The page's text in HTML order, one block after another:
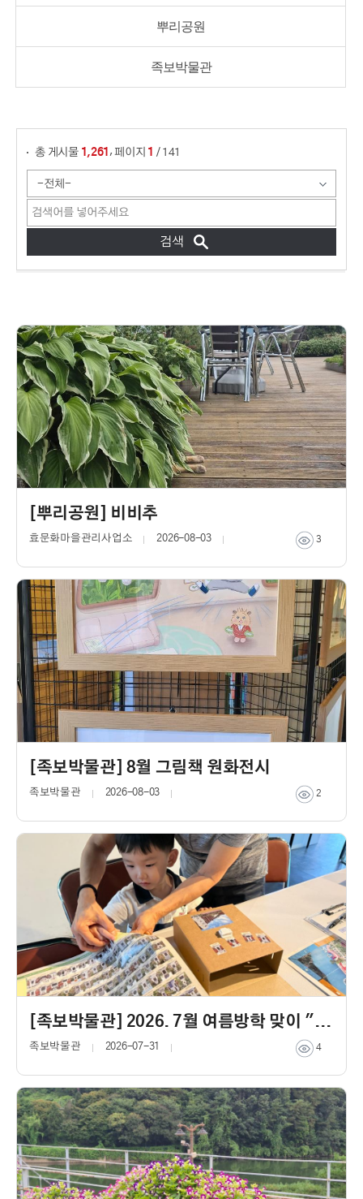
뿌리공원
족보박물관
총 게시물 1,261, 페이지 1 / 141
[뿌리공원] 비비추
효문화마을관리사업소 3
2026-08-03
[족보박물관] 8월 그림책 원화전시
족보박물관 2
2026-08-03
[족보박물관] 2026. 7월 여름방학 맞이 "가방에 담아가는 뿌리공원"
족보박물관 4
2026-07-31